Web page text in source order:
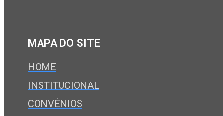
MAPA DO SITE
HOME
INSTITUCIONAL
CONVÊNIOS